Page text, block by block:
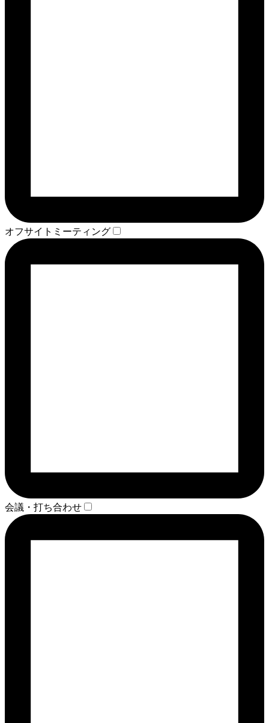
オフサイトミーティング
会議・打ち合わせ